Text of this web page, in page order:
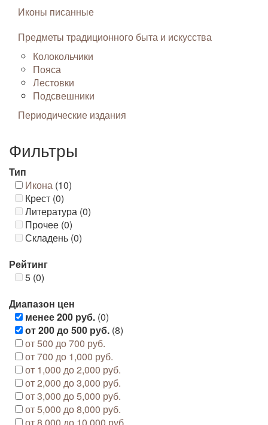
Иконы писанные
Предметы традиционного быта и искусства
Колокольчики
Пояса
Лестовки
Подсвешники
Периодические издания
Фильтры
Тип
Икона (10)
Крест (0)
Литература (0)
Прочее (0)
Складень (0)
Рейтинг
5 (0)
Диапазон цен
менее 200 руб. (0)
от 200 до 500 руб. (8)
от 500 до 700 руб.
от 700 до 1,000 руб.
от 1,000 до 2,000 руб.
от 2,000 до 3,000 руб.
от 3,000 до 5,000 руб.
от 5,000 до 8,000 руб.